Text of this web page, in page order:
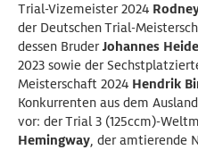
Trial-Vizemeister 2024
der Deutschen Trial-
dessen BruderJohannes
2023 sowie der
Meisterschaft 2024 Hendrik
Konkurrenten aus dem
vor: der Trial 3 (125ccm)-
Hemingway, der amtierende